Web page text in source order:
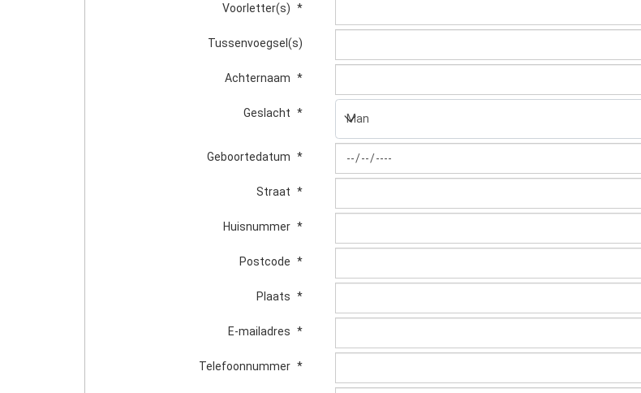
Voorletter(s) *
Tussenvoegsel(s)
Achternaam *
Geslacht *
Geboortedatum *
Straat *
Huisnummer *
Postcode *
Plaats *
E-mailadres *
Telefoonnummer *